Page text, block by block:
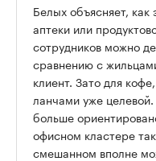
Белых объясняет,
аптеки или
сотрудников можно
сравнению с
клиент. Зато для
ланчами уже
больше
офисном кластере
смешанном вполне